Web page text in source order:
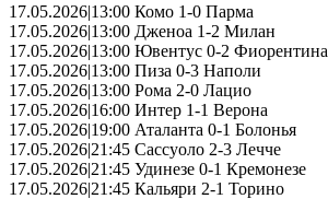
17.05.2026|13:00 Комо 1-0 Парма
17.05.2026|13:00 Дженоа 1-2 Милан
17.05.2026|13:00 Ювентус 0-2 Фиорентина
17.05.2026|13:00 Пиза 0-3 Наполи
17.05.2026|13:00 Рома 2-0 Лацио
17.05.2026|16:00 Интер 1-1 Верона
17.05.2026|19:00 Аталанта 0-1 Болонья
17.05.2026|21:45 Сассуоло 2-3 Лечче
17.05.2026|21:45 Удинезе 0-1 Кремонезе
17.05.2026|21:45 Кальяри 2-1 Торино